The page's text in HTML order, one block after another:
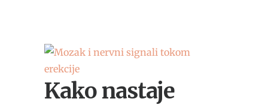
Kako nastaje